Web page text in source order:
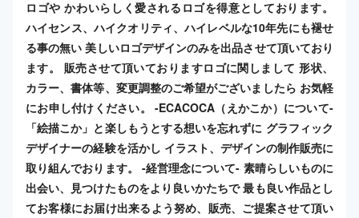
ロゴや かわいらしく愛されるロゴを得意としております。
ハイセンス、ハイクオリティ、ハイレベルな10年先にも褪せ
る事の無い 美しいロゴデザインのみを出品させて頂いており
ます。 販売させて頂いておりますロゴに関しまして 形状、
カラー、書体等、変更調整のご希望がございましたら お気軽
にお申し付けください。 -ECACOCA（えかこか）について-
「絵描こか」と楽しもうとする想いを忘れずに グラフィック
デザイナーの経験を活かし イラスト、デザインの制作販売に
取り組んでおります。 -経営理念について- 素晴らしいものに
出会い、見つけたものをより良いかたちで 最も良い作品とし
てお客様にお届け出来るよう努め、販売、ご提案させて頂い